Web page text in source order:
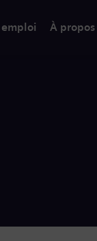
À propos